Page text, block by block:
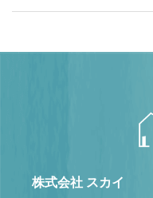
株式会社 スカイ